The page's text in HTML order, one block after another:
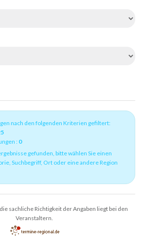
nach den folgenden Kriterien gefiltert:
: 0
gefunden, bitte wählen Sie einen
Suchbegriff, Ort oder eine andere Region
sachliche Richtigkeit der Angaben liegt bei den
Veranstaltern.